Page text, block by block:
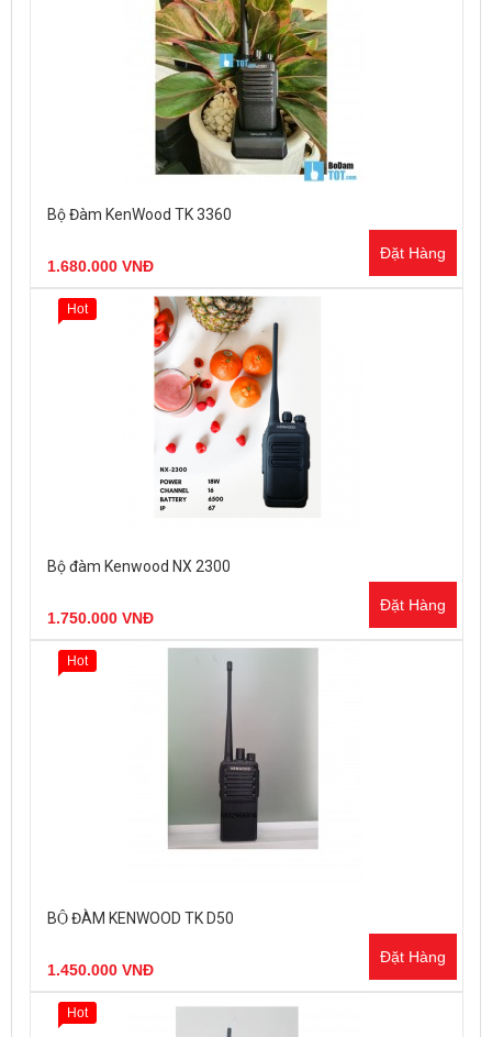
Bộ Đàm KenWood TK 3360
1.680.000 VNĐ
Đặt Hàng
Bộ đàm Kenwood NX 2300
1.750.000 VNĐ
Đặt Hàng
Hot
BỘ ĐÀM KENWOOD TK D50
1.450.000 VNĐ
Đặt Hàng
Hot
Hot